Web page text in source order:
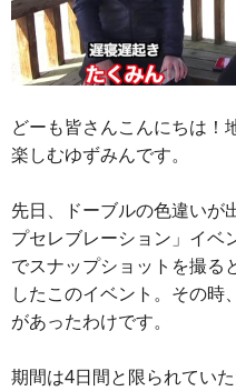
どーも皆さんこんにちは！
楽しむゆずみんです。
先日、ドーブルの色違いが
プセレブレーション」イベ
でスナップショットを撮る
したこのイベント。その時
があったわけです。
期間は4日間と限られてい